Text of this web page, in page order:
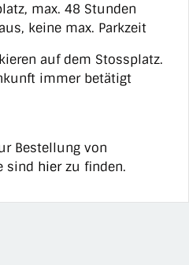
max. 48 Stunden
keine max. Parkzeit
auf dem Stossplatz.
immer betätigt
Bestellung von
sind hierzu finden.